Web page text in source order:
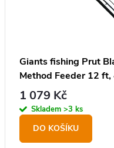
Giants fishing Prut
Method Feeder 12 ft,
90 g
1 079 Kč
Skladem >3 ks
DO KOŠÍKU